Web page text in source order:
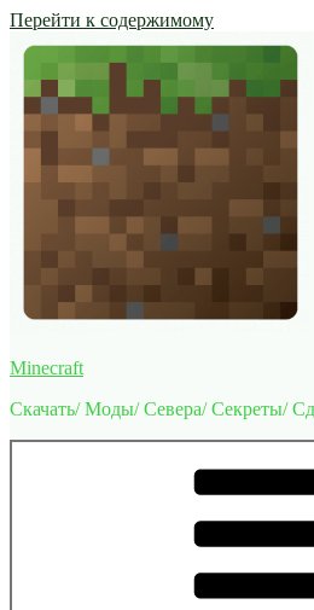
Перейти к содержимому
Minecraft
Скачать/ Моды/ Севера/ Секреты/